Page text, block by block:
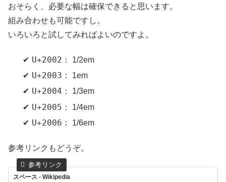
おそらく、必要な幅は確保できると思います。
組み合わせも可能ですし。
いろいろと試してみればよいのですよ。
U+2002 ： 1/2em
U+2003 ： 1em
U+2004 ： 1/3em
U+2005 ： 1/4em
U+2006 ： 1/6em
参考リンクもどうぞ。
スペース - Wikipedia